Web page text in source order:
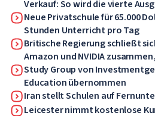
Verkauf: So wird die vierte
Forums
Neue Privatschule für 65.000
Stunden Unterricht pro Tag
Britische Regierung schließt
Amazon und NVIDIA
Arbeitnehmer in KI-
Study Group von
Education übernommen
Iran stellt Schulen auf
Leicester nimmt kostenlose